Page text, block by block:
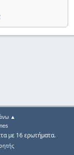
▲
με 16 ερωτήματα.